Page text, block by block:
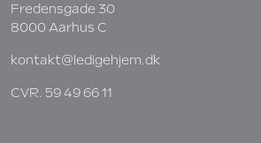
Fredensgade 30
8000 Aarhus C
kontakt@ledigehjem.dk
CVR. 59 49 66 11